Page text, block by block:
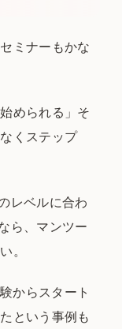
ミナーもかな
められる」 そ
くステップ
レベルに合わ
ら、 マンツー
。
からスタート
という事例も